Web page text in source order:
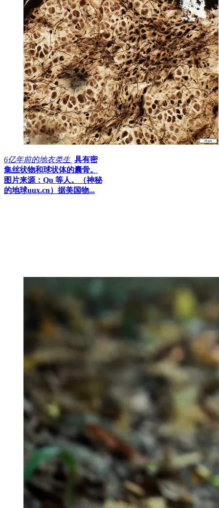
6亿年前的地衣类生 具有密
集丝状物和球状体的囊骨。
图片来源：Qu 等人。（神秘
的地球uux.cn）据美国物...